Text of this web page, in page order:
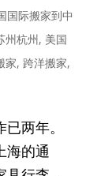
国际搬家到中
州杭州, 美国
家, 跨洋搬家,
两年。
海的通